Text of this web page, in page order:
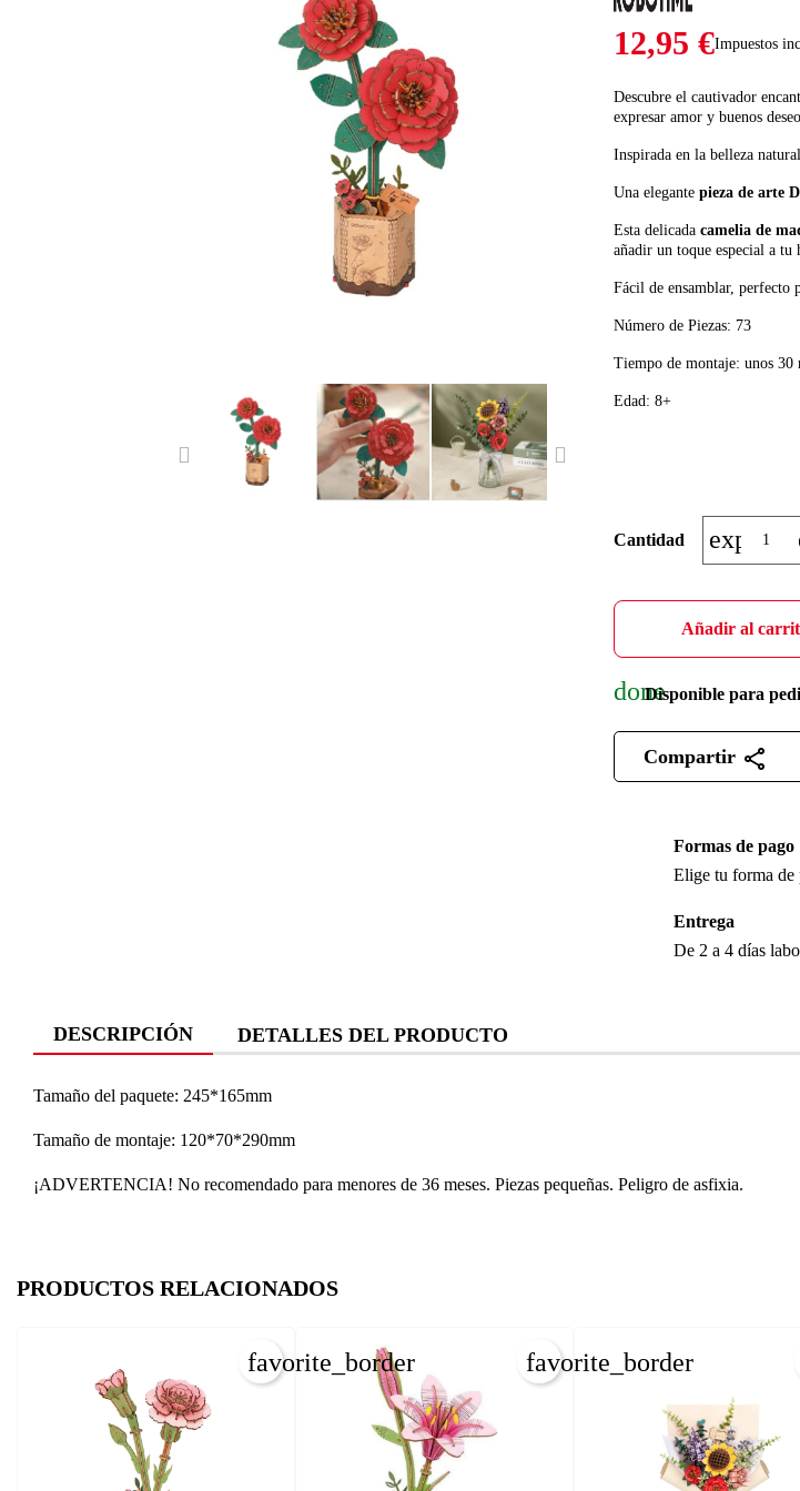
PREVIOUS
12,95 €Impuestos
Descubre el cautivador
expresar amor y buenos
Inspirada en la belleza
Una elegantepieza de arte
Esta delicadacamelia de
añadir un toque especial a tu
Fácil de ensamblar, perfecto
Número de Piezas: 73
Tiempo de montaje: unos 30
Edad: 8+
Cantidad
Añadir al
doneDisponible para
Compartir
Formas de pago
Elige tu forma de
Entrega
De 2 a 4 días
DESCRIPCIÓN DETALLES DEL PRODUCTO
Tamaño del paquete: 245*165mm
Tamaño de montaje: 120*70*290mm
¡ADVERTENCIA! No recomendado para menores de 36 meses. Piezas pequeñas. Peligro de asfixia.
PRODUCTOS RELACIONADOS
favorite_border favorite_border
CREAR LISTA DE DESEOS